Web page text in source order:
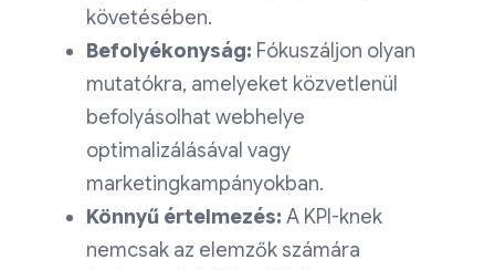
követésében.
Befolyékonyság: Fókuszáljon olyan
mutatókra, amelyeket közvetlenül
befolyásolhat webhelye
optimalizálásával vagy
marketingkampányokban.
Könnyű értelmezés: A KPI-knek
nemcsak az elemzők számára